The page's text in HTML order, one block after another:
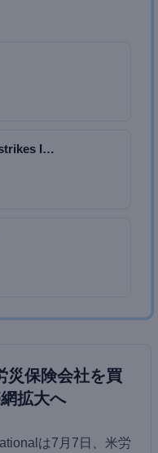
I…
災保険会社を買
拡大へ
は7月7日、米労